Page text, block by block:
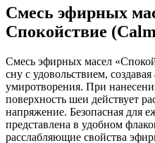
Смесь эфирных
Спокойствие
Смесь эфирных масел
сну с удовольствием,
умиротворения. При
поверхность шеи действует
напряжение. Безопасная для
представлена в удобном
расслабляющие свойства